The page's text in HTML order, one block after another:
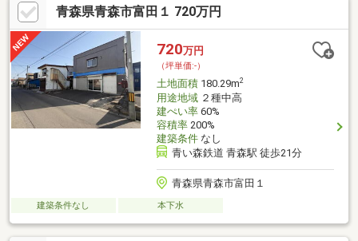
青森県青森市富田１ 720万円
720万円
（坪単価:-）
土地面積180.29m2
用途地域２種中高
建ぺい率60%
容積率200%
建築条件なし
青い森鉄道 青森駅 徒歩21分
青森県青森市富田１
建築条件なし 本下水